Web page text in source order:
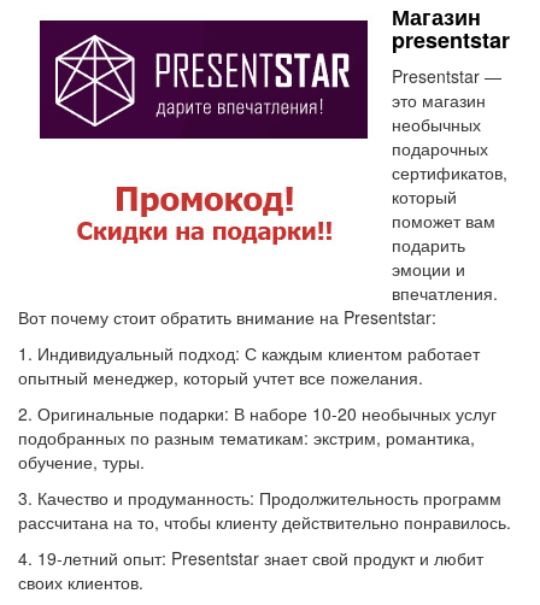
Магазин
presentstar
Presentstar —
это магазин
необычных
подарочных
сертификатов,
который
поможет вам
подарить
эмоции и
впечатления.
Вот почему стоит обратить внимание на Presentstar:
1. Индивидуальный подход: С каждым клиентом работает
опытный менеджер, который учтет все пожелания.
2. Оригинальные подарки: В наборе 10-20 необычных услуг
подобранных по разным тематикам: экстрим, романтика,
обучение, туры.
3. Качество и продуманность: Продолжительность программ
рассчитана на то, чтобы клиенту действительно понравилось.
4. 19-летний опыт: Presentstar знает свой продукт и любит
своих клиентов.